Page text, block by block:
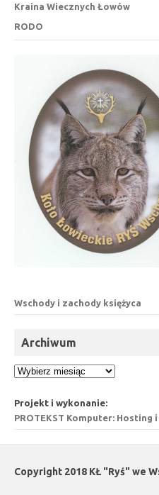
Kraina Wiecznych Łowów
RODO
Wschody i zachody księżyca
Archiwum
Archiwum
Projekt i wykonanie:
PROTEKST Komputer:
Copyright 2018 KŁ "Ryś" we